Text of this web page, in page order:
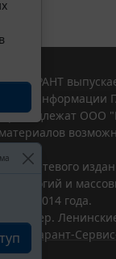
ГАРАНТ
информации
принадлежат
сетевого
и
2014 года.
тер.
"
Гарант-